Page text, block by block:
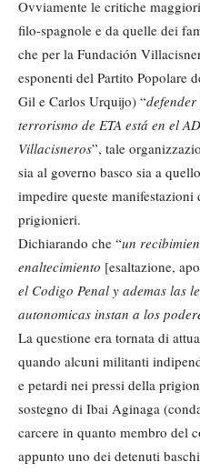
Ovviamente le critiche
filo-spagnole e da quelle dei
che per la Fundación
esponenti del Partito Popolare
Gil e Carlos Urquijo) “
terrorismo de ETA está en el
Villacisneros”, tale
sia al governo basco sia a
impedire queste
prigionieri.
Dichiarando che “un
enaltecimiento [esaltazione,
el Codigo Penal y ademas las
autonomicas instan a los
La questione era tornata di
quando alcuni militanti
e petardi nei pressi della
sostegno di Ibai Aginaga
carcere in quanto membro del
appunto uno dei detenuti